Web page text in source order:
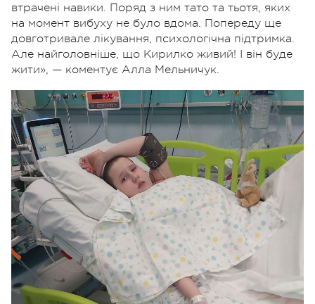
втрачені навики. Поряд з ним тато та тьотя, яких
на момент вибуху не було вдома. Попереду ще
довготривале лікування, психологічна підтримка.
Але найголовніше, що Кирилко живий! І він буде
жити», — коментує Алла Мельничук.